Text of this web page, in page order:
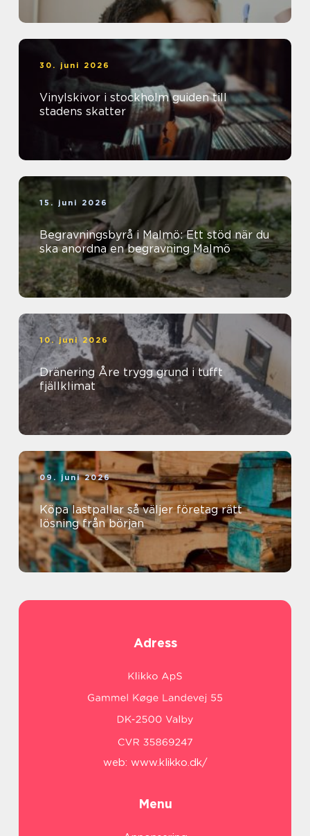
30. juni 2026
Vinylskivor i stockholm guiden till
stadens skatter
15. juni 2026
Begravningsbyrå i Malmö: Ett stöd när du
ska anordna en begravning Malmö
10. juni 2026
Dränering Åre trygg grund i tufft
fjällklimat
09. juni 2026
Köpa lastpallar så väljer företag rätt
lösning från början
Adress
web: www.klikko.dk/
Menu